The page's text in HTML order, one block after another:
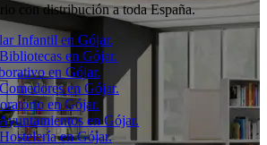
con distribución a toda España.
Infantil en Gójar.
en Gójar.
en Gójar.
en Gójar.
en Gójar.
en Gójar.
en Gójar.